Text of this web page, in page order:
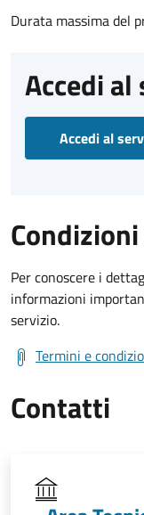
Durata massima del
Accedi
Accedi al
Per conoscere i
informazioni
servizio.
Termini e
Contatti